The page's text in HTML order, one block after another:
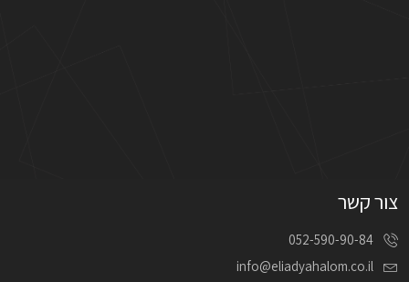
צור קשר
052-590-90-84
info@eliadyahalom.co.il